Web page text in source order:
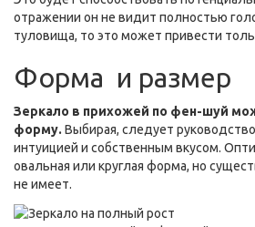
отражении он не видит полностью
туловища, то это может привести
Форма и размер
Зеркало в прихожей по фен-шуй
форму. Выбирая, следует
интуицией и собственным вкусом.
овальная или круглая форма, но
не имеет.